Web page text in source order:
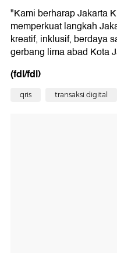
"Kami berharap Jakarta
memperkuat langkah
kreatif, inklusif, berdaya
gerbang lima abad Kota
(fdl/fdl)
qris transaksi digital